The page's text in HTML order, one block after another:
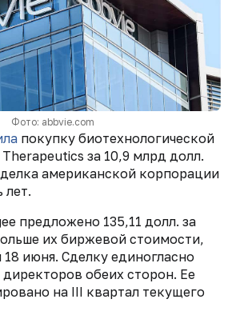
Фото: abbvie.com
покупку биотехнологической
за 10,9 млрд долл.
американской корпорации
лет.
предложено 135,11 долл. за
их биржевой стоимости,
июня. Сделку единогласно
обеих сторон. Ее
на III квартал текущего